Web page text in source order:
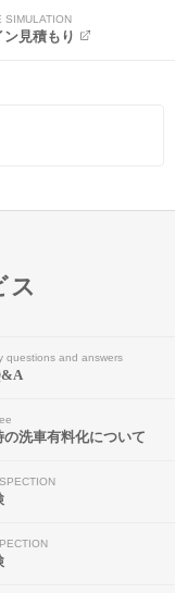
SIMULATION
ン見積もり
ス
questions and answers
の洗車有料化について